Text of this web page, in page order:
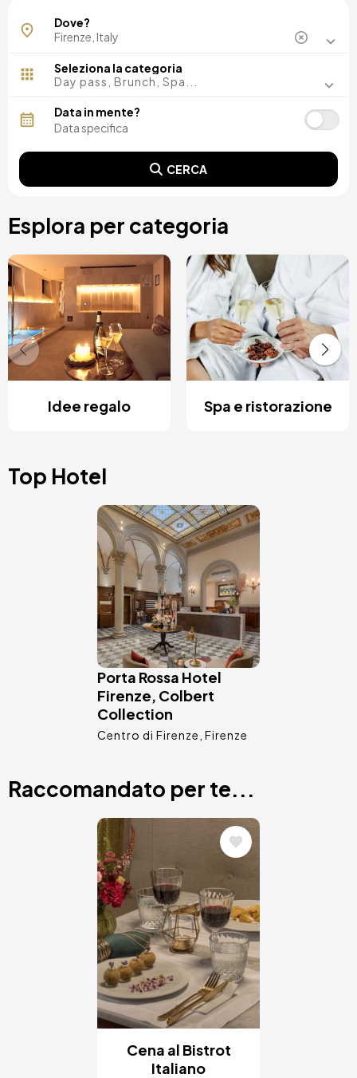
Centro di Firenze
Tavarnelle Val di Pesa
Dove?
Seleziona la categoria
Day pass, Brunch, Spa...
Data in mente?
CERCA
Esplora per categoria
Idee regalo Spa e ristorazione
Top Hotel
Immagine
Porta Rossa Hotel
Firenze, Colbert
Collection
Centro di Firenze Firenze
Raccomandato per te...
Immagine
Cena al Bistrot
Italiano